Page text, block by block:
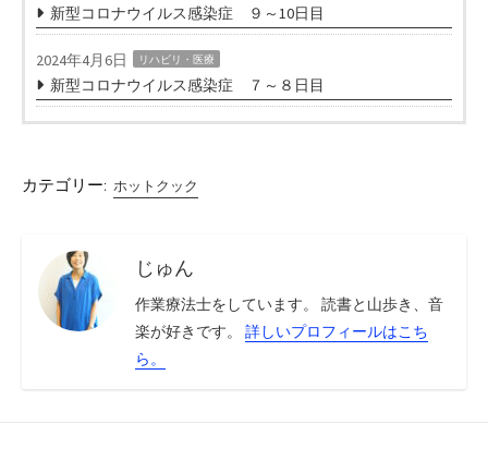
新型コロナウイルス感染症 ９～10日目
2024年4月6日 リハビリ・医療
新型コロナウイルス感染症 ７～８日目
カテゴリー: ホットクック
じゅん
作業療法士をしています。 読書と山歩き、音
楽が好きです。 詳しいプロフィールはこち
ら。